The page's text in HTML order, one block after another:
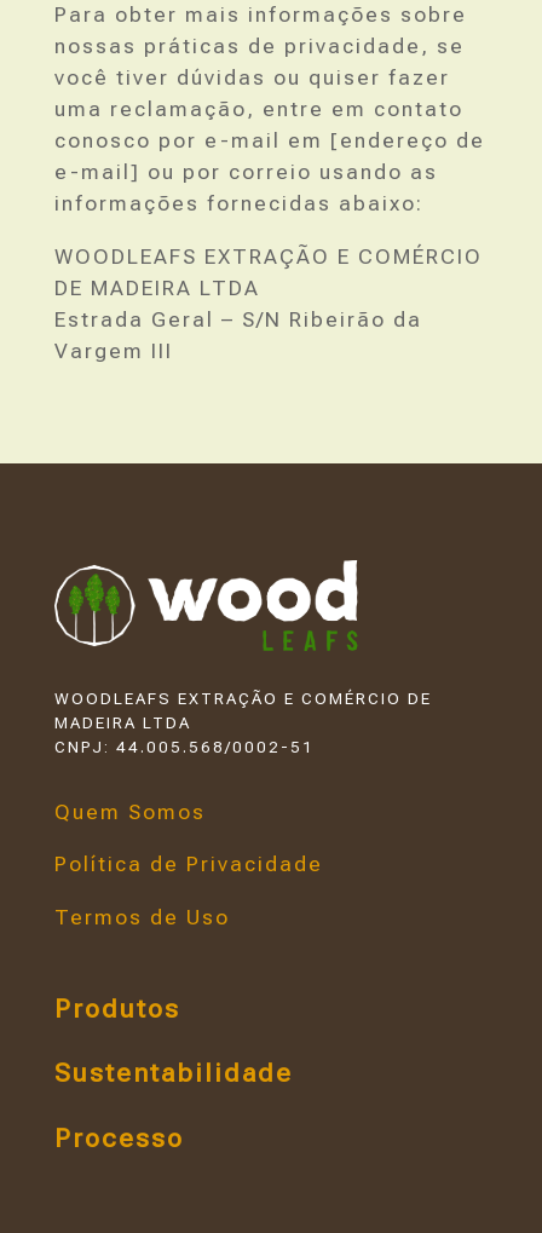
Para obter mais informações sobre
nossas práticas de privacidade, se
você tiver dúvidas ou quiser fazer
uma reclamação, entre em contato
conosco por e-mail em [endereço de
e-mail] ou por correio usando as
informações fornecidas abaixo:
WOODLEAFS EXTRAÇÃO E COMÉRCIO
DE MADEIRA LTDA
Estrada Geral – S/N Ribeirão da
Vargem III
WOODLEAFS EXTRAÇÃO E COMÉRCIO DE
MADEIRA LTDA
CNPJ: 44.005.568/0002-51
Quem Somos
Política de Privacidade
Termos de Uso
Produtos
Sustentabilidade
Processo